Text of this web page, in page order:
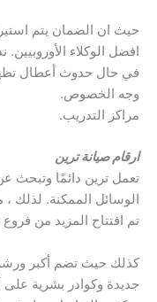
حيث ان الضمان يتم
افضل الوكلاء
في حال حدوث أعطال
وجه الخصوص.
مراكز التدريب.
ارقام صيانة ترين
تعمل ترين دائمًا وتبحث
الوسائل الممكنة. لذلك
تم افتتاح المزيد من فروع
كذلك حيث تضم أكبر ورشة
جديدة وكوادر بشرية على